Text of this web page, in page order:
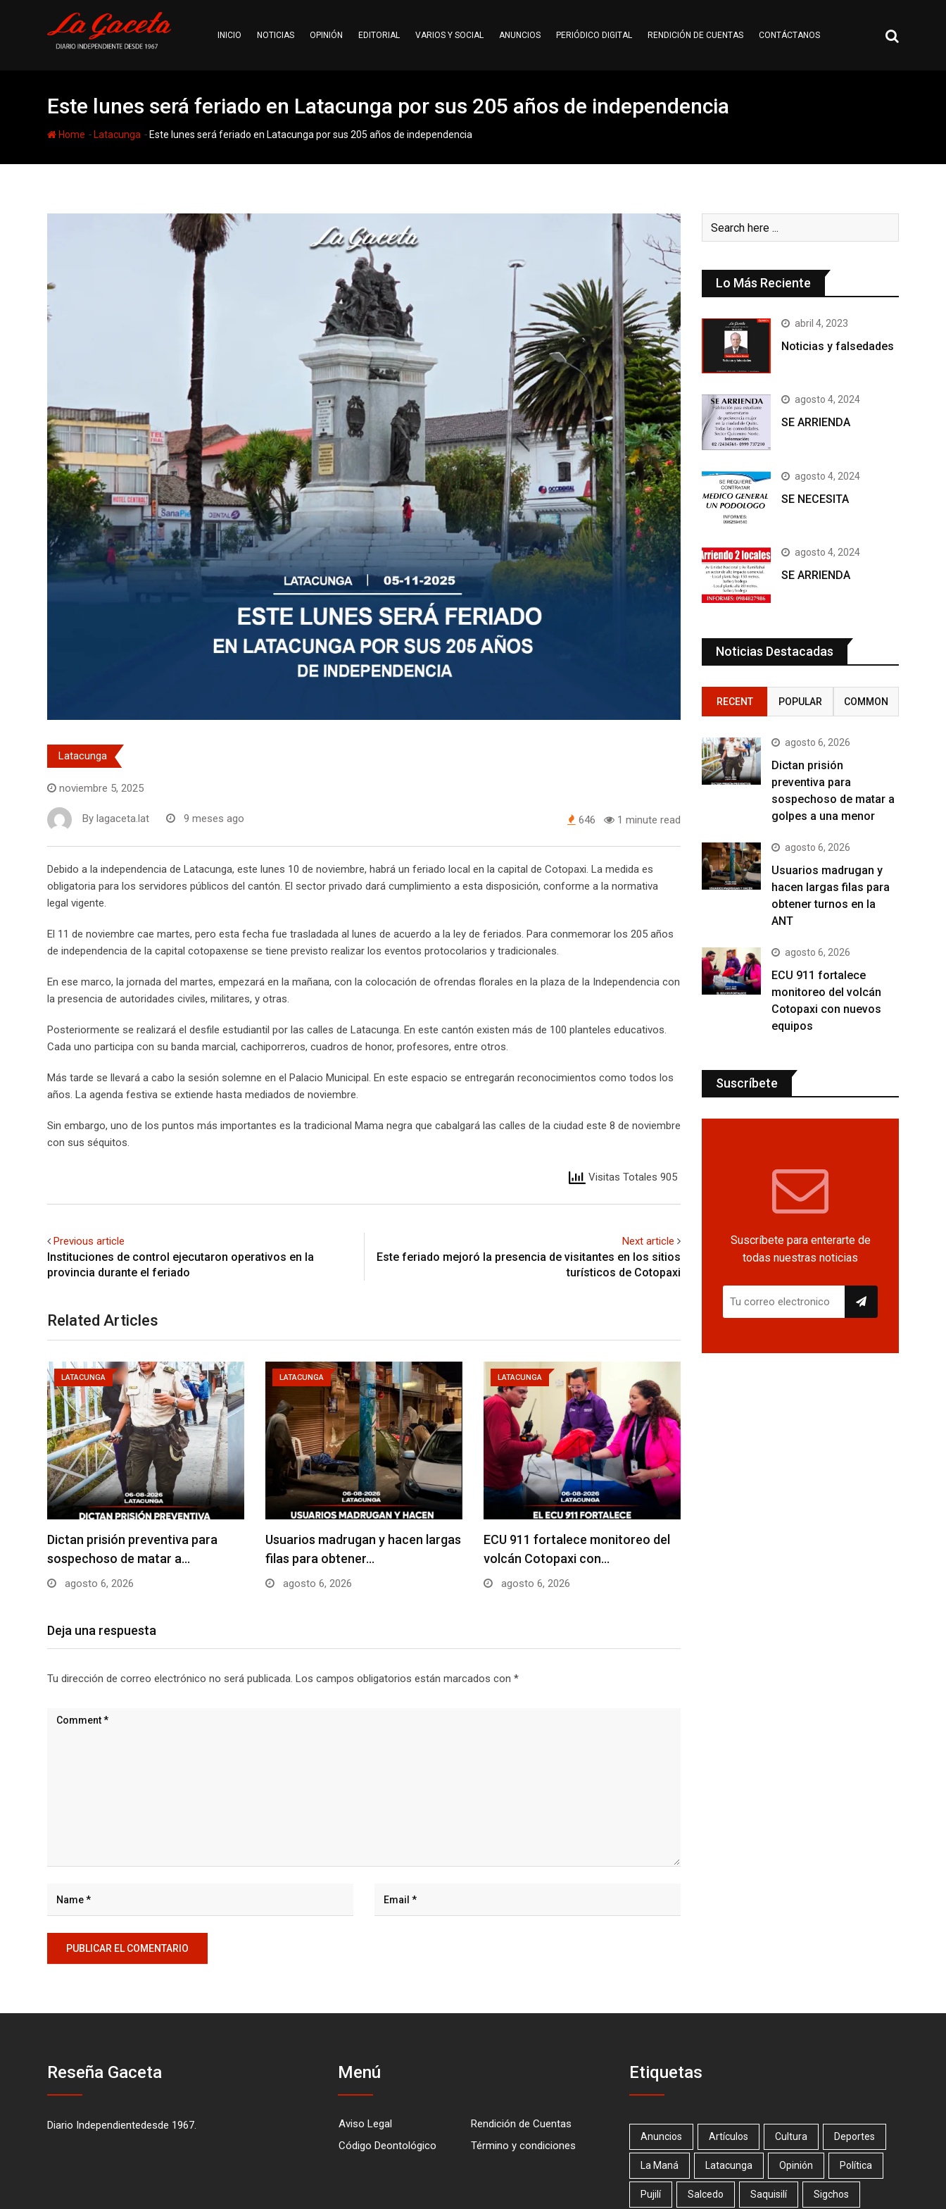
INICIO NOTICIAS OPINIÓN EDITORIAL VARIOS Y SOCIAL ANUNCIOS PERIÓDICO DIGITAL RENDICIÓN DE CUENTAS CONTÁCTANOS
Este lunes será feriado en Latacunga por sus 205 años de independencia
Home - Latacunga - Este lunes será feriado en Latacunga por sus 205 años de independencia
Latacunga
noviembre 5, 2025
By lagaceta.lat 9 meses ago 646 1 minute read
Debido a la independencia de Latacunga, este lunes 10 de noviembre, habrá un feriado local en la capital de Cotopaxi. La medida es
obligatoria para los servidores públicos del cantón. El sector privado dará cumplimiento a esta disposición, conforme a la normativa
legal vigente.
El 11 de noviembre cae martes, pero esta fecha fue trasladada al lunes de acuerdo a la ley de feriados. Para conmemorar los 205 años
de independencia de la capital cotopaxense se tiene previsto realizar los eventos protocolarios y tradicionales.
En ese marco, la jornada del martes, empezará en la mañana, con la colocación de ofrendas florales en la plaza de la Independencia con
la presencia de autoridades civiles, militares, y otras.
Posteriormente se realizará el desfile estudiantil por las calles de Latacunga. En este cantón existen más de 100 planteles educativos.
Cada uno participa con su banda marcial, cachiporreros, cuadros de honor, profesores, entre otros.
Más tarde se llevará a cabo la sesión solemne en el Palacio Municipal. En este espacio se entregarán reconocimientos como todos los
años. La agenda festiva se extiende hasta mediados de noviembre.
Sin embargo, uno de los puntos más importantes es la tradicional Mama negra que cabalgará las calles de la ciudad este 8 de noviembre
con sus séquitos.
Visitas Totales 905
Previous article
Instituciones de control ejecutaron operativos en la
provincia durante el feriado
Next article
Este feriado mejoró la presencia de visitantes en los sitios
turísticos de Cotopaxi
Related Articles
LATACUNGA
Dictan prisión preventiva para
sospechoso de matar a…
agosto 6, 2026
LATACUNGA
Usuarios madrugan y hacen largas
filas para obtener…
agosto 6, 2026
LATACUNGA
ECU 911 fortalece monitoreo del
volcán Cotopaxi con…
agosto 6, 2026
Deja una respuesta
Tu dirección de correo electrónico no será publicada. Los campos obligatorios están marcados con *
Lo Más Reciente
abril 4, 2023
Noticias y falsedades
agosto 4, 2024
SE ARRIENDA
agosto 4, 2024
SE NECESITA
agosto 4, 2024
SE ARRIENDA
Noticias Destacadas
RECENT POPULAR COMMON
agosto 6, 2026
Dictan prisión
preventiva para
sospechoso de matar a
golpes a una menor
agosto 6, 2026
Usuarios madrugan y
hacen largas filas para
obtener turnos en la
ANT
agosto 6, 2026
ECU 911 fortalece
monitoreo del volcán
Cotopaxi con nuevos
equipos
Suscríbete
Suscríbete para enterarte de
todas nuestras noticias
Reseña Gaceta
Diario Independientedesde 1967.
Menú
Aviso Legal
Rendición de Cuentas
Código Deontológico
Término y condiciones
Etiquetas
Anuncios Artículos Cultura Deportes
La Maná Latacunga Opinión Política
Pujilí Salcedo Saquisilí Sigchos